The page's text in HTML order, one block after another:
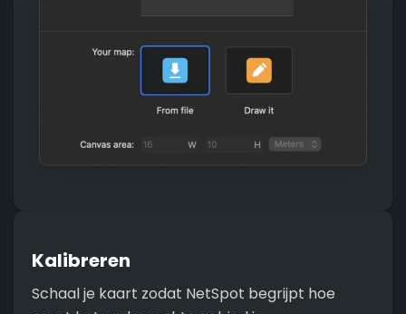
Kalibreren
Schaal je kaart zodat NetSpot begrijpt hoe